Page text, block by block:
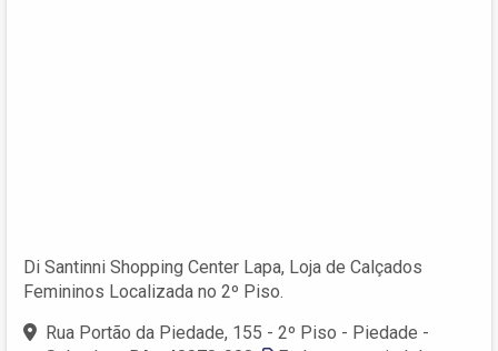
Di Santinni Shopping Center Lapa, Loja de Calçados
Femininos Localizada no 2º Piso.
Rua Portão da Piedade, 155 - 2º Piso - Piedade -